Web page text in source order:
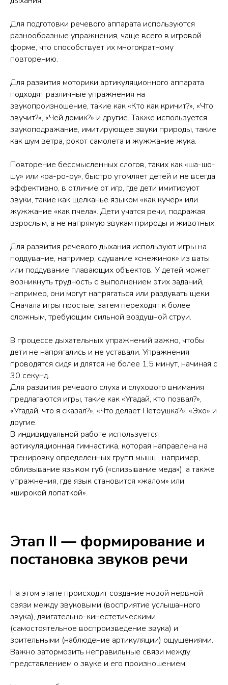
Для подготовки речевого аппарата используются
разнообразные упражнения, чаще всего в игровой
форме, что способствует их многократному
повторению.
Для развития моторики артикуляционного аппарата
подходят различные упражнения на
звукопроизношение, такие как «Кто как кричит?», «Что
звучит?», «Чей домик?» и другие. Также используется
звукоподражание, имитирующее звуки природы, такие
как шум ветра, рокот самолета и жужжание жука.
Повторение бессмысленных слогов, таких как «ша-шо-
шу» или «ра-ро-ру», быстро утомляет детей и не всегда
эффективно, в отличие от игр, где дети имитируют
звуки, такие как щелканье языком «как кучер» или
жужжание «как пчела». Дети учатся речи, подражая
взрослым, а не напрямую звукам природы и животных.
Для развития речевого дыхания используют игры на
поддувание, например, сдувание «снежинок» из ваты
или поддувание плавающих объектов. У детей может
возникнуть трудность с выполнением этих заданий,
например, они могут напрягаться или раздувать щеки.
Сначала игры простые, затем переходят к более
сложным, требующим сильной воздушной струи.
В процессе дыхательных упражнений важно, чтобы
дети не напрягались и не уставали. Упражнения
проводятся сидя и длятся не более 1,5 минут, начиная с
30 секунд.
Для развития речевого слуха и слухового внимания
предлагаются игры, такие как «Угадай, кто позвал?»,
«Угадай, что я сказал?», «Что делает Петрушка?», «Эхо» и
другие.
В индивидуальной работе используется
артикуляционная гимнастика, которая направлена на
тренировку определенных групп мышц , например,
облизывание языком губ («слизывание меда»), а также
упражнения, где язык становится «жалом» или
«широкой лопаткой».
Этап II — формирование и
постановка звуков речи
На этом этапе происходит создание новой нервной
связи между звуковыми (восприятие услышанного
звука), двигательно-кинестетическими
(самостоятельное воспроизведение звука) и
зрительными (наблюдение артикуляции) ощущениями.
Важно затормозить неправильные связи между
представлением о звуке и его произношением.